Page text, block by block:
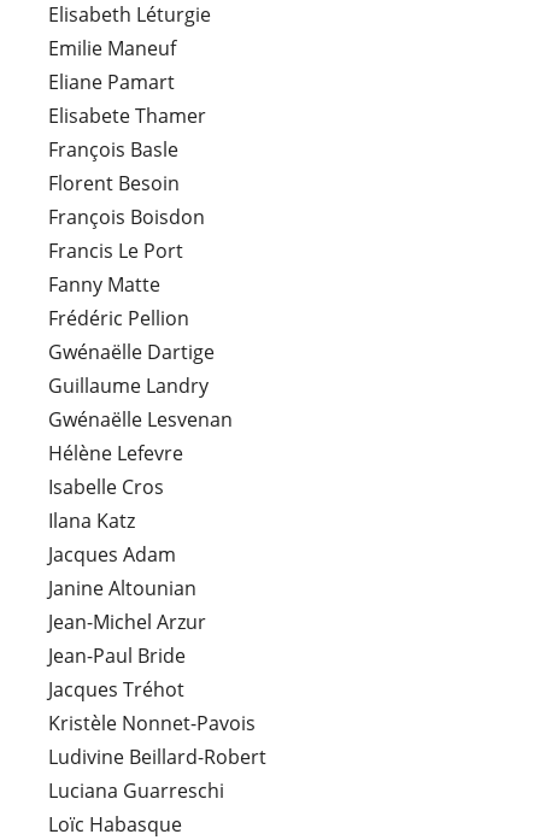
Elisabeth Léturgie
Emilie Maneuf
Eliane Pamart
Elisabete Thamer
François Basle
Florent Besoin
François Boisdon
Francis Le Port
Fanny Matte
Frédéric Pellion
Gwénaëlle Dartige
Guillaume Landry
Gwénaëlle Lesvenan
Hélène Lefevre
Isabelle Cros
Ilana Katz
Jacques Adam
Janine Altounian
Jean-Michel Arzur
Jean-Paul Bride
Jacques Tréhot
Kristèle Nonnet-Pavois
Ludivine Beillard-Robert
Luciana Guarreschi
Loïc Habasque